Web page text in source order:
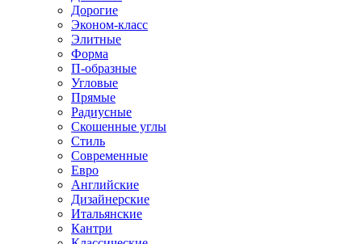
Дорогие
Эконом-класс
Элитные
Форма
П-образные
Угловые
Прямые
Радиусные
Скошенные углы
Стиль
Современные
Евро
Английские
Дизайнерские
Итальянские
Кантри